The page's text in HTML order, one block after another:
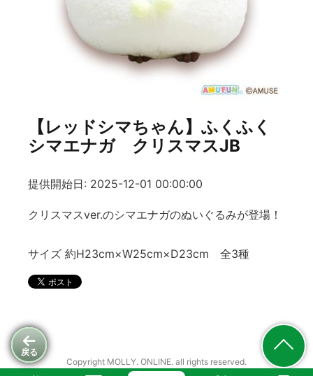
戻る
【レッドシマちゃん】ふくふく
シマエナガ クリスマスJB
提供開始日: 2025-12-01 00:00:00
クリスマスver.のシマエナガのぬいぐるみが登場！
サイズ 約H23cm×W25cm×D23cm 全3種
Copyright MOLLY. ONLINE. all rights reserved.